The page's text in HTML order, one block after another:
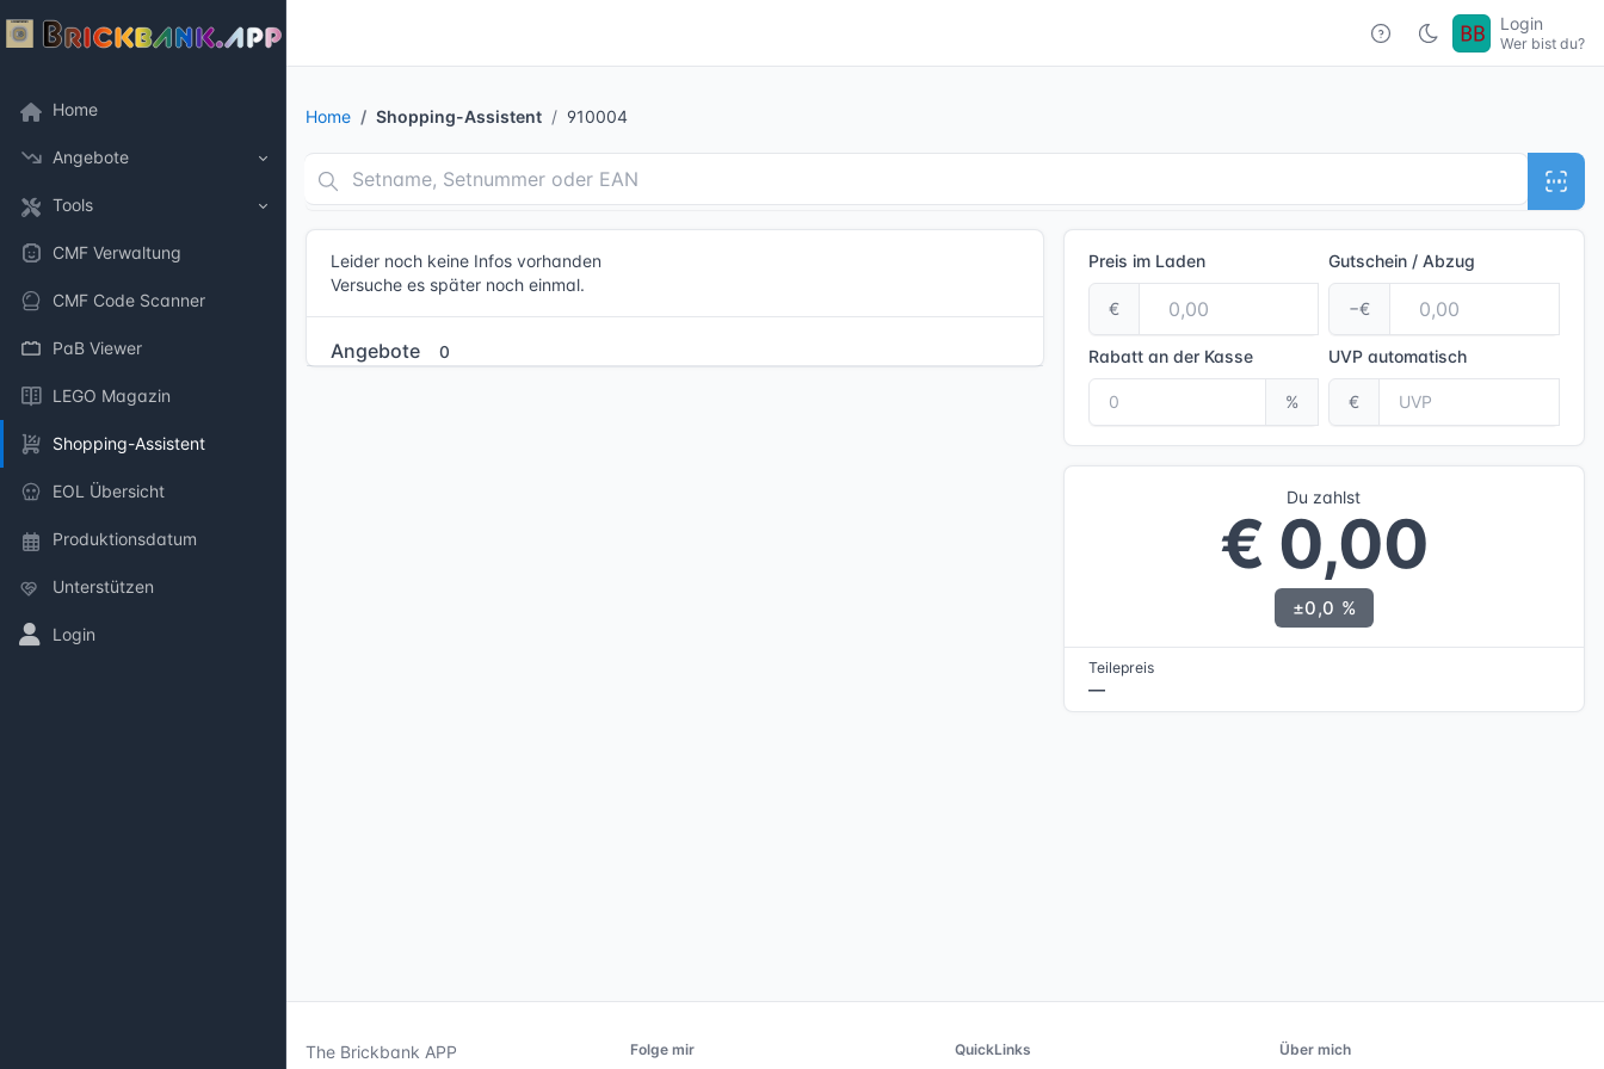
Home
Angebote
Tools
CMF Verwaltung
CMF Code Scanner
PaB Viewer
LEGO Magazin
Shopping-Assistent
EOL Übersicht
Produktionsdatum
Unterstützen
Login
Login
Wer bist du?
Home Shopping-Assistent 910004
Leider noch keine Infos vorhanden
Versuche es später noch einmal.
Angebote 0
Preis im Laden
€
Gutschein / Abzug
−€
Rabatt an der Kasse
%
UVPautomatisch
€
Du zahlst
€ 0,00
±0,0 %
Teilepreis
—
The Brickbank APP Folge mir QuickLinks Über mich